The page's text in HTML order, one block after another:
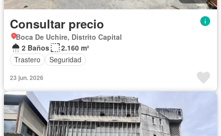
Consultar precio
Boca De Uchire, Distrito Capital
2 Baños
2.160 m²
Trastero
Seguridad
23 jun. 2026